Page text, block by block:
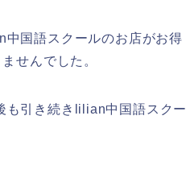
国語スクールのお店がお得
せんでした。
も引き続きlilian中国語スクー